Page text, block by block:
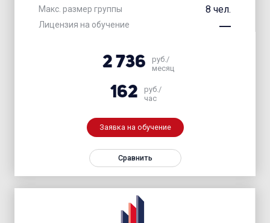
Макс. размер группы 8 чел.
Лицензия на обучение
2 736
руб./
месяц
162
руб./
час
Заявка на обучение
Сравнить